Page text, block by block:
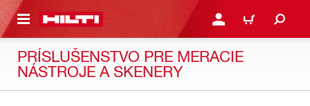
HLAVNÝ OBSAH PRIHLÁSIŤ ALEBO
KOŠÍK
PRÍSLUŠENSTVO PRE MERACIE
NÁSTROJE A SKENERY